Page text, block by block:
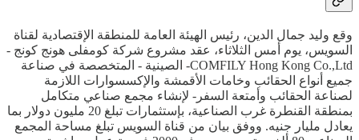
وقع وليد جمال الدين، رئيس الهيئة العامة للمنطقة الإقتصادية لقناة
السويس، يوم أمس الثلاثاء، عقد مشروع شركة كومفلى هونج كونج -
COMFILY Hong Kong Co.,Ltd- الصينية - المتخصصة في صناعة
جميع أنواع الحقائب وخامات الأقمشة والإكسسوارات اللازمة
لصناعة الحقائب وأمتعة السفر- لإنشاء مجمع صناعي متكامل
بمنطقة القنطرة غرب الصناعية، بإستثمارات تبلغ 20 مليون دولار بما
يعادل مليار جنيه. ووفق بيان من قناة السويس تبلغ مساحة المجمع